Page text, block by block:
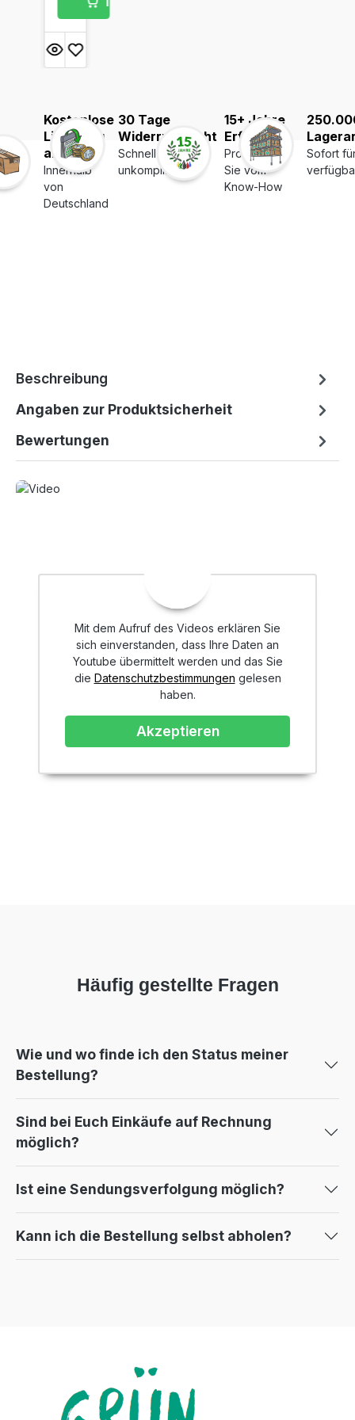
Kostenlose
Lieferung
ab 39€
Innerhalb
von
Deutschland
30 Tage
Widerrufsrecht
Schnell und
unkompliziert
15+ Jahre
Erfahrung
Profitieren
Sie vom
Know-How
Sofort
Beschreibung
Angaben zur Produktsicherheit
Bewertungen
Mit dem Aufruf des Videos erklären Sie
sich einverstanden, dass Ihre Daten an
Youtube übermittelt werden und das Sie
die Datenschutzbestimmungen gelesen
haben.
Akzeptieren
Häufig gestellte Fragen
Wie und wo finde ich den Status meiner
Bestellung?
Sind bei Euch Einkäufe auf Rechnung
möglich?
Ist eine Sendungsverfolgung möglich?
Kann ich die Bestellung selbst abholen?